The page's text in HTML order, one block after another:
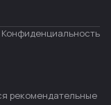
Конфиденциальность
рекомендательные